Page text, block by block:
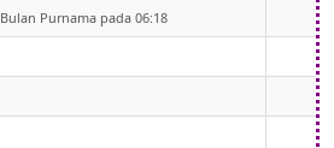
Bulan Purnama pada 06:18